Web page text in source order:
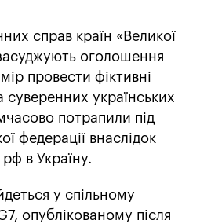
справ країн «Великої
оголошення
провести фіктивні
українських
потрапили під
федерації внаслідок
рф в Україну.
у спільному
опублікованому після